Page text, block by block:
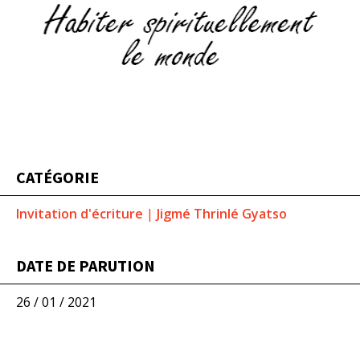
CATÉGORIE
Invitation d'écriture | Jigmé Thrinlé Gyatso
DATE DE PARUTION
26 / 01 / 2021